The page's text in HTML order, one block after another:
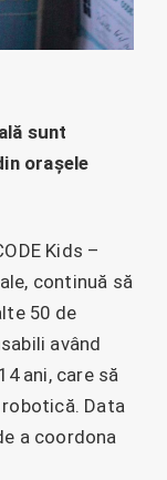
sunt
orașele
Kids –
continuă să
50 de
având
ani, care să
Data
a coordona